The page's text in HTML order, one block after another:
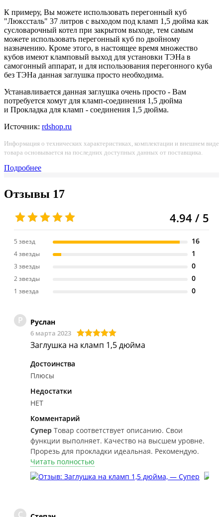
К примеру, Вы можете использовать перегонный куб
"Люкссталь" 37 литров с выходом под кламп 1,5 дюйма как
сусловарочный котел при закрытом выходе, тем самым
можете использовать перегонный куб по двойному
назначению. Кроме этого, в настоящее время множество
кубов имеют кламповый выход для установки ТЭНа в
самогонный аппарат, и для использования перегонного куба
без ТЭНа данная заглушка просто необходима.
Устанавливается данная заглушка очень просто - Вам
потребуется хомут для кламп-соединения 1,5 дюйма
и Прокладка для кламп - соединения 1,5 дюйма.
Источник: rdshop.ru
Информация о технических характеристиках, комплектации и внешнем виде
товара основывается на последних доступных данных от поставщика.
Подробнее
Отзывы 17
4.94 / 5
5 звезд 16
4 звезды 1
3 звезды 0
2 звезды 0
1 звезда 0
Р Руслан
6 марта 2023
Заглушка на кламп 1,5 дюйма
Достоинства
Плюсы
Недостатки
НЕТ
Комментарий
Супер Товар соответствует описанию. Свои
функции выполняет. Качество на высшем уровне.
Прорезь для прокладки идеальная. Рекомендую.
Читать полностью
С